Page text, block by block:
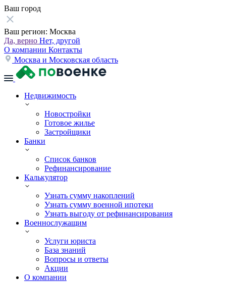
Ваш город
Ваш регион: Москва
Да, верно Нет, другой
О компании Контакты
Москва и Московская область
Недвижимость
Новостройки
Готовое жилье
Застройщики
Банки
Список банков
Рефинансирование
Калькулятор
Узнать сумму накоплений
Узнать сумму военной ипотеки
Узнать выгоду от рефинансирования
Военнослужащим
Услуги юриста
База знаний
Вопросы и ответы
Акции
О компании